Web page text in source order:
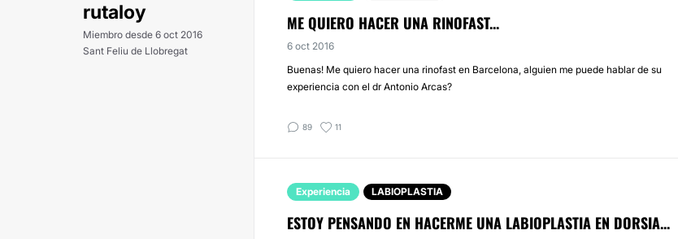
rutaloy
Miembro desde 6 oct 2016
Sant Feliu de Llobregat
ME QUIERO HACER UNA RINOFAST...
6 oct 2016
Buenas! Me quiero hacer una rinofast en Barcelona, alguien me puede hablar de su
experiencia con el dr Antonio Arcas?
89 11
Experiencia LABIOPLASTIA
ESTOY PENSANDO EN HACERME UNA LABIOPLASTIA EN DORSIA...